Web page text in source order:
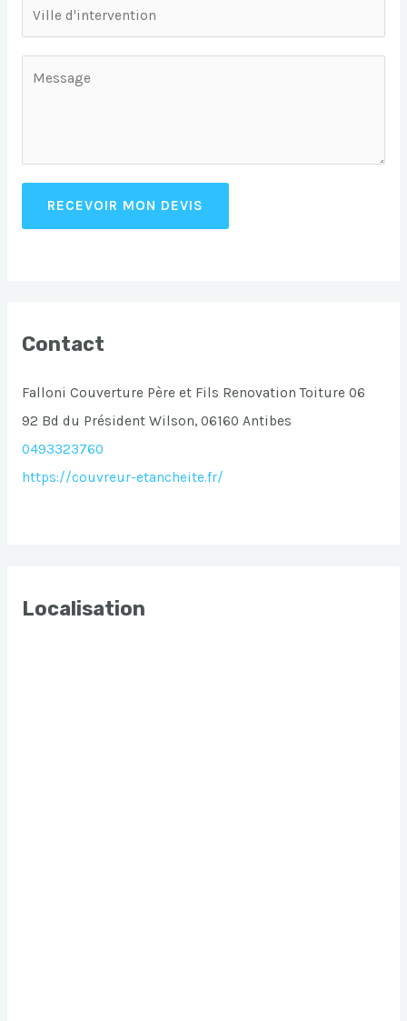
RECEVOIR MON DEVIS
Contact
Falloni Couverture Père et Fils Renovation Toiture 06
92 Bd du Président Wilson, 06160 Antibes
0493323760
https://couvreur-etancheite.fr/
Localisation